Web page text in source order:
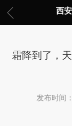
西
霜降到了，
发布时间